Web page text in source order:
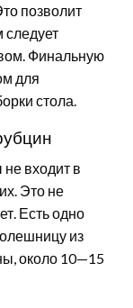
позволит
следует
Финальную
для
стола.
входит в
Это не
Есть одно
из
около 10—15